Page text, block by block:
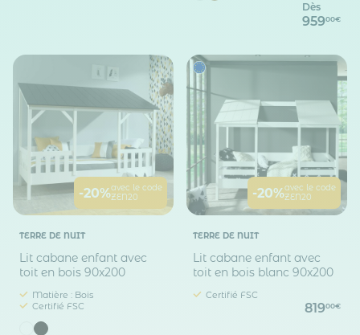
Dès
95900€
-20%avec le code
ZEN20
TERRE DE NUIT
Lit cabane enfant avec
toit en bois 90x200
Matière : Bois
Certifié FSC
-20%avec le code
ZEN20
TERRE DE NUIT
Lit cabane enfant avec
toit en bois blanc 90x200
Certifié FSC
81900€